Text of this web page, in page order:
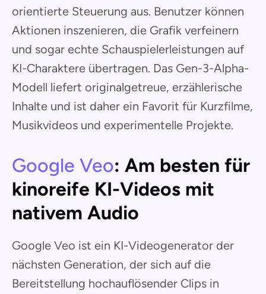
orientierte Steuerung aus. Benutzer können
Aktionen inszenieren, die Grafik verfeinern
und sogar echte Schauspielerleistungen auf
KI-Charaktere übertragen. Das Gen-3-Alpha-
Modell liefert originalgetreue, erzählerische
Inhalte und ist daher ein Favorit für Kurzfilme,
Musikvideos und experimentelle Projekte.
Google Veo: Am besten für
kinoreife KI-Videos mit
nativem Audio
Google Veo ist ein KI-Videogenerator der
nächsten Generation, der sich auf die
Bereitstellung hochauflösender Clips in